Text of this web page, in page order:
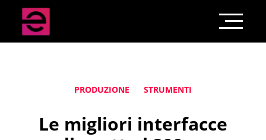
PRODUZIONE STRUMENTI
Le migliori interfacce